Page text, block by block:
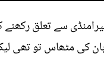
سے تعلق
کی مٹھاس تو